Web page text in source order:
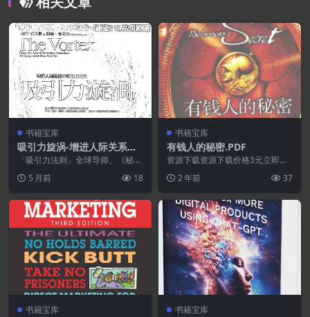
书籍宝库
吸引力旋涡-增进人际关系的
吸引力法.PDF
「吸引力法则」全球导师、《秘
报排行榜.亚马逊心灵类...
5 月前 18
书籍宝库
有钱人的秘密.PDF
资源下载资源下载价格3元立即购
2 年前 37
书籍宝库 书籍宝库